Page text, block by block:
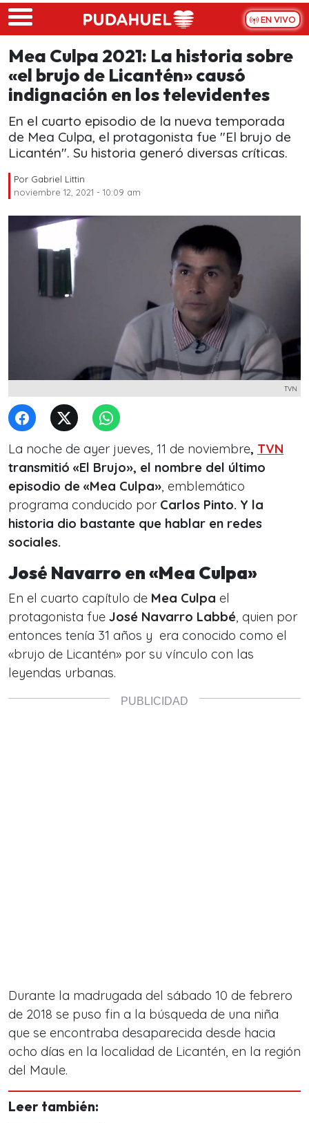
Skip to main content
EN VIVO
Mea Culpa 2021: La historia sobre
«el brujo de Licantén» causó
indignación en los televidentes
En el cuarto episodio de la nueva temporada
de Mea Culpa, el protagonista fue "El brujo de
Licantén". Su historia generó diversas críticas.
Por Gabriel Littin
noviembre 12, 2021 - 10:09 am
TVN
La noche de ayer jueves, 11 de noviembre, TVN
transmitió «El Brujo», el nombre del último
episodio de «Mea Culpa», emblemático
programa conducido por Carlos Pinto. Y la
historia dio bastante que hablar en redes
sociales.
José Navarro en «Mea Culpa»
En el cuarto capítulo de Mea Culpa el
protagonista fue José Navarro Labbé, quien por
entonces tenía 31 años y era conocido como el
«brujo de Licantén» por su vínculo con las
leyendas urbanas.
Durante la madrugada del sábado 10 de febrero
de 2018 se puso fin a la búsqueda de una niña
que se encontraba desaparecida desde hacia
ocho días en la localidad de Licantén, en la región
del Maule.
Leer también: